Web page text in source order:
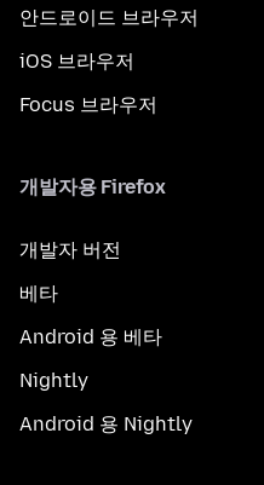
안드로이드 브라우저
iOS 브라우저
Focus 브라우저
개발자용 Firefox
개발자 버전
베타
Android 용 베타
Nightly
Android 용 Nightly